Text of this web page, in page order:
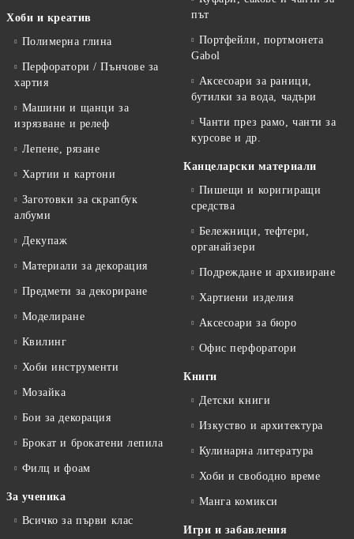
Хоби и креатив
Полимерна глина
Перфоратори / Пънчове за
хартия
Машини и щанци за
изрязване и релеф
Лепене, рязане
Хартии и картони
Заготовки за скрапбук
албуми
Декупаж
Материали за декорация
Предмети за декориране
Моделиране
Квилинг
Хоби инструменти
Мозайка
Бои за декорация
Брокат и брокатени лепила
Филц и фоам
За ученика
Всичко за първи клас
път
Портфейли, портмонета
Gabol
Аксесоари за раници,
бутилки за вода, чадъри
Чанти през рамо, чанти за
курсове и др.
Канцеларски материали
Пишещи и коригиращи
средства
Бележници, тефтери,
органайзери
Подреждане и архивиране
Хартиени изделия
Аксесоари за бюро
Офис перфоратори
Книги
Детски книги
Изкуство и архитектура
Кулинарна литература
Хоби и свободно време
Манга комикси
Игри и забавления